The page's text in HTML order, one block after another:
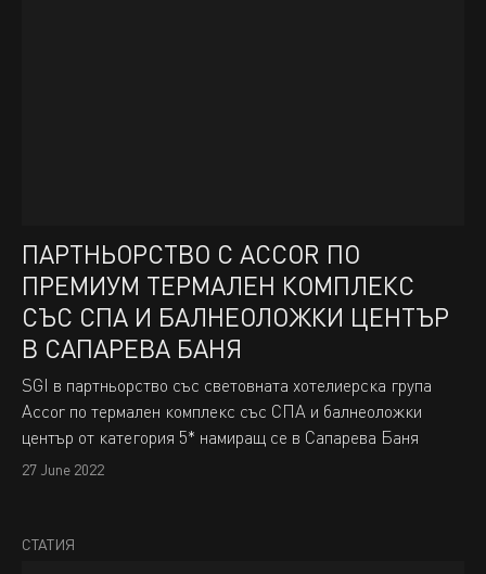
ПАРТНЬОРСТВО С ACCOR ПО
ПРЕМИУМ ТЕРМАЛЕН КОМПЛЕКС
СЪС СПА И БАЛНЕОЛОЖКИ ЦЕНТЪР
В САПАРЕВА БАНЯ
SGI в партньорство със световната хотелиерска група
Accor по термален комплекс със СПА и балнеоложки
център от категория 5* намиращ се в Сапарева Баня
27 June 2022
СТАТИЯ